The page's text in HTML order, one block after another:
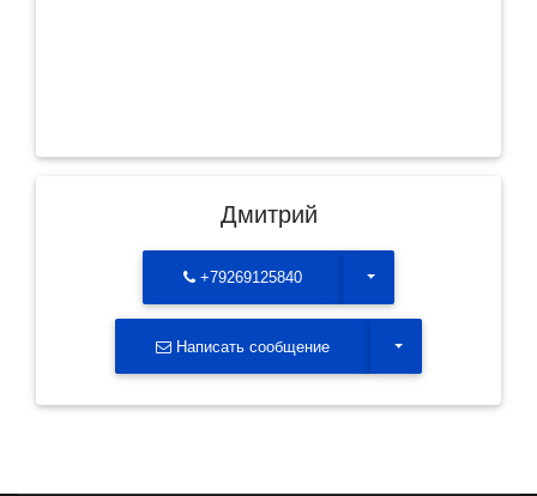
Дмитрий
+79269125840 Toggle Dropdown
Написать сообщение Toggle Dropdown